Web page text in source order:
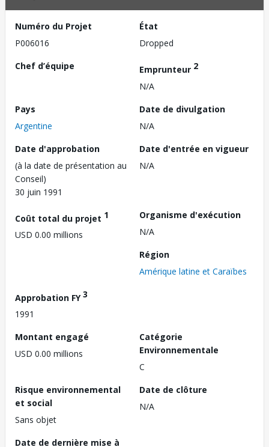
Numéro du Projet
P006016
État
Dropped
Chef d’équipe
Emprunteur 2
N/A
Pays
Argentine
Date de divulgation
N/A
Date d'approbation
(à la date de présentation au
Conseil)
30 juin 1991
Date d'entrée en vigueur
N/A
Coût total du projet 1
USD 0.00 millions
Organisme d'exécution
N/A
Région
Amérique latine et Caraïbes
Approbation FY3
1991
Montant engagé
USD 0.00 millions
Catégorie
Environnementale
C
Risque environnemental
et social
Sans objet
Date de clôture
N/A
Date de dernière mise à